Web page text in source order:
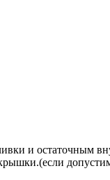
и остаточным